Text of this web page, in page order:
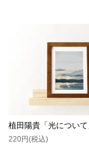
植田陽貴「光について
220円(税込)